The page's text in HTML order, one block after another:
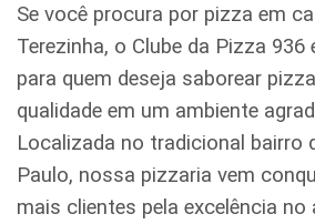
Se você procura por pizza em
Terezinha, o Clube da Pizza 936
para quem deseja saborear
qualidade em um ambiente
Localizada no tradicional bairro
Paulo, nossa pizzaria vem
mais clientes pela excelência no